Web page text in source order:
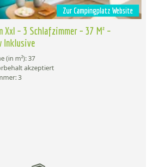
Zur Campingplatz Website
Xxl – 3 Schlafzimmer – 37 M² –
Inklusive
(in m²): 37
akzeptiert
3